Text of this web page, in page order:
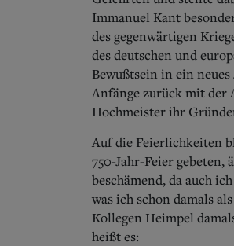
Immanuel Kant
des gegenwärtigen
des deutschen und
Bewußtsein in ein
Anfänge zurück mit der
Hochmeister ihr
Auf die Feierlichkeiten
750-Jahr-Feier
beschämend, da auch
was ich schon damals
Kollegen Heimpel
heißt es: